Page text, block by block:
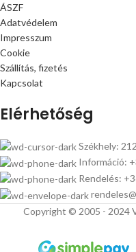
ÁSZF
Adatvédelem
Impresszum
Cookie
Szállítás, fizetés
Kapcsolat
Elérhetőség
Székhely:
Információ:
Rendelés:
Copyright © 2005 - 2024